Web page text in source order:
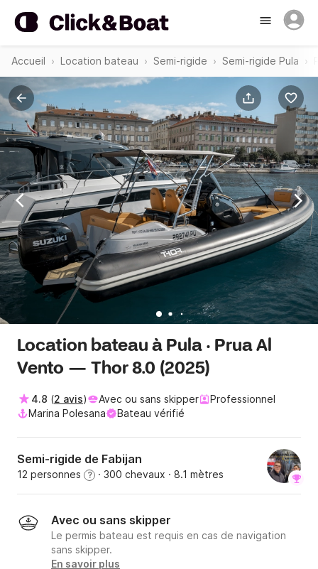
Accueil Location bateau Semi-rigide Semi-rigide Pula
Location bateau à Pula · Prua Al
Vento — Thor 8.0 (2025)
4.8 (2 avis) Avec ou sans skipper
Professionnel
Marina Polesana
Bateau vérifié
Semi-rigide de Fabijan
12 personnes ? · 300 chevaux · 8.1 mètres
Avec ou sans skipper
Le permis bateau est requis en cas de navigation
sans skipper.
En savoir plus